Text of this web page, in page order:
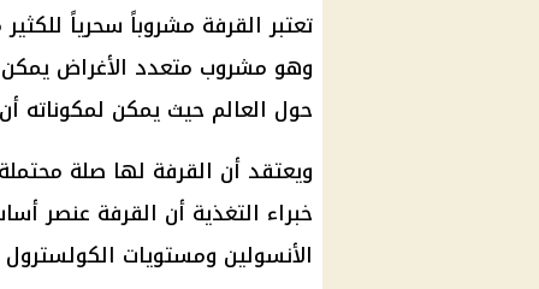
تعتبر القرفة مشروباً سحرياً
وهو مشروب متعدد الأغراض
حول العالم حيث يمكن لمكوناته
ويعتقد أن القرفة لها صلة
خبراء التغذية أن القرفة عنصر
الأنسولين ومستويات